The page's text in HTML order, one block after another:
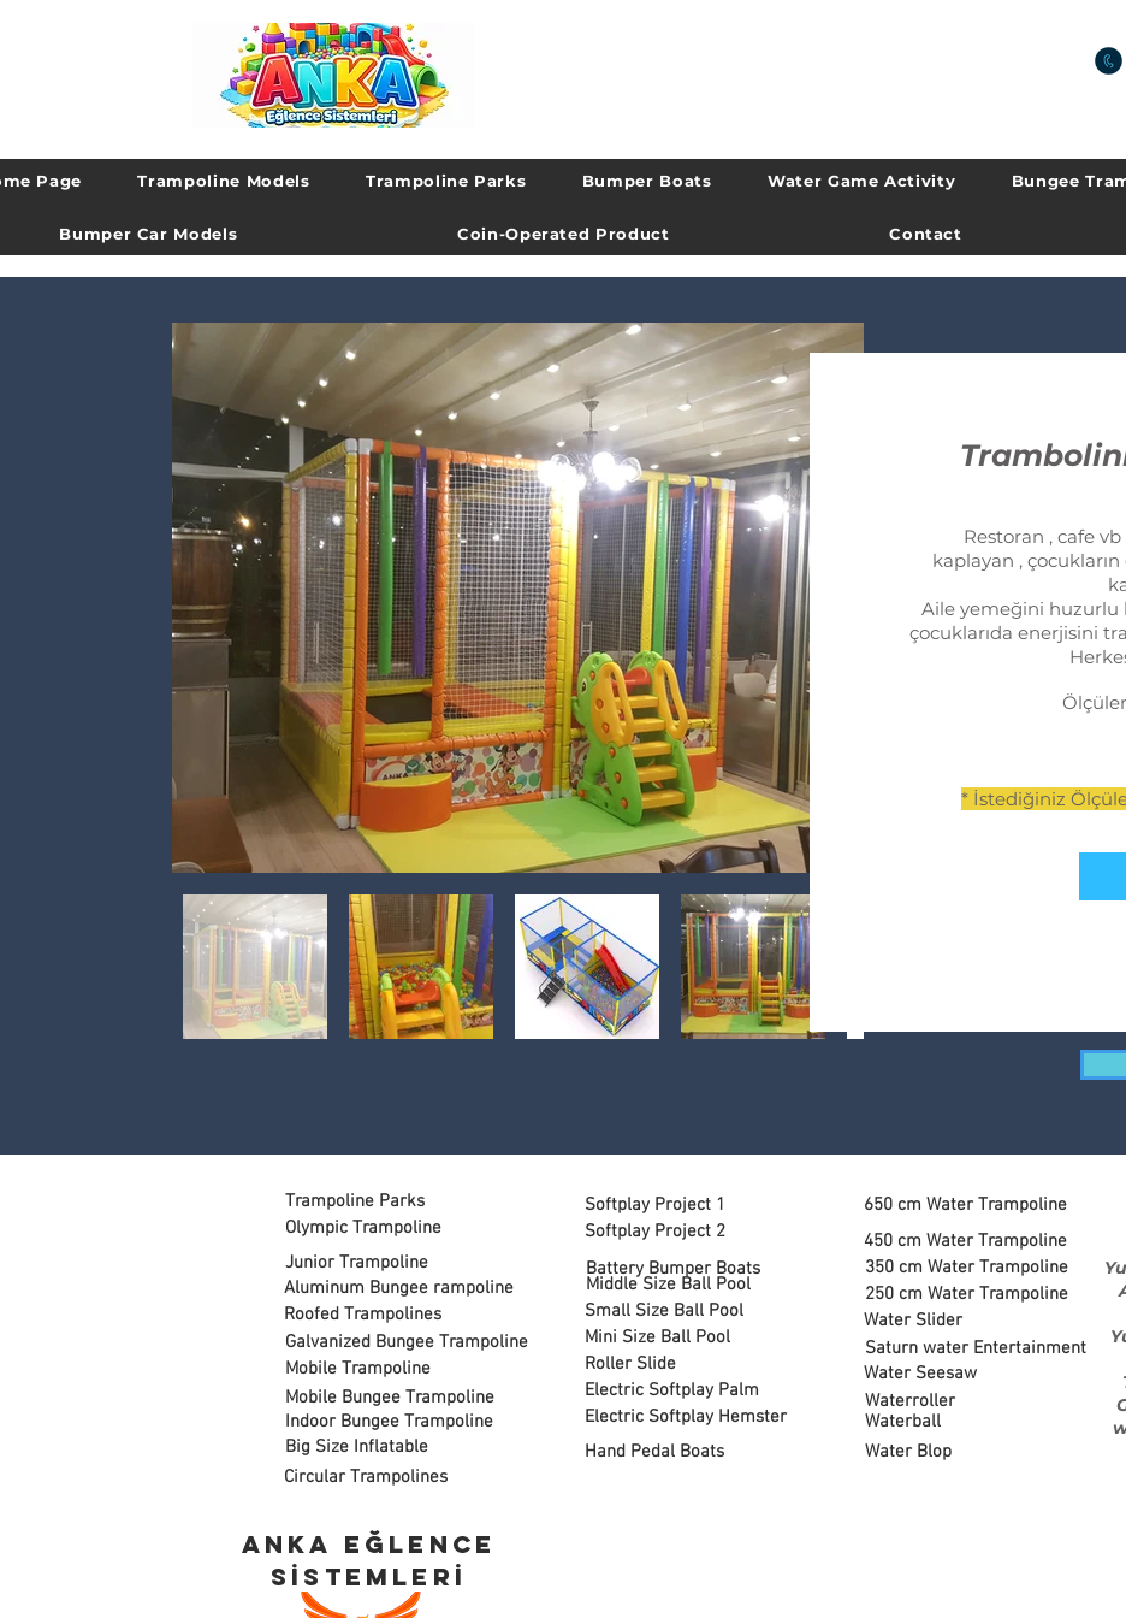
Page Trampoline Models Trampoline Parks Bumper Boats Water Game Activity Bungee
Bumper Car Models Coin-Operated Product Contact
Restoran , cafe vb
kaplayan ,
Aile yemeğini huzurlu
çocuklarıda enerjisini
2 x
3 x
* İstediğiniz
Trampoline Parks
Olympic Trampoline
Junior Trampoline
Aluminum Bungee rampoline
Galvanized Bungee Trampoline
Mobile Trampoline
Mobile Bungee Trampoline
Indoor Bungee Trampoline
Big Size Inflatable
Softplay Project 1
Softplay Project 2
Middle Size Ball Pool
Small Size Ball Pool
Mini Size Ball Pool
Roller Slide
Electric Softplay Palm
Electric Softplay Hemster
Battery Bumper Boats
Roofed Trampolines
Hand Pedal Boats
Circular Trampolines
650 cm Water Trampoline
450 cm Water Trampoline
350 cm Water Trampoline
250 cm Water Trampoline
Water Slider
Saturn water Entertainment
Water Seesaw
Waterroller
Waterball
Water Blop
ANKA EĞLENCE
SİSTEMLERİ